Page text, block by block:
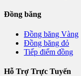
Đồng băng
Đồng băng Vàng
Đồng băng đỏ
Tiếp điểm đồng
Hỗ Trợ Trực Tuyến